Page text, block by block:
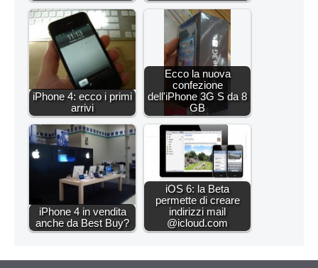
iPhone 4: ecco i primi
arrivi
Ecco la nuova
confezione
dell'iPhone 3G S da 8
GB
iPhone 4 in vendita
anche da Best Buy?
iOS 6: la Beta
permette di creare
indirizzi mail
@icloud.com